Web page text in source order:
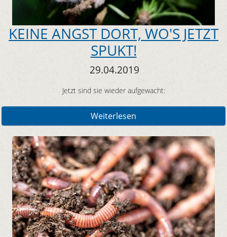
KEINE ANGST DORT, WO'S JETZT
SPUKT!
29.04.2019
Jetzt sind sie wieder aufgewacht:
Weiterlesen